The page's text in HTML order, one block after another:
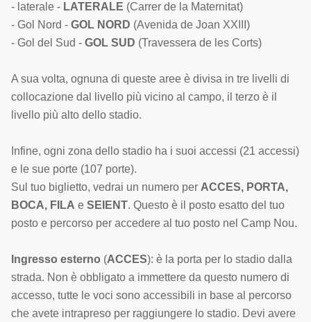
- laterale - LATERALE (Carrer de la Maternitat)
- Gol Nord - GOL NORD (Avenida de Joan XXIII)
- Gol del Sud - GOL SUD (Travessera de les Corts)
A sua volta, ognuna di queste aree è divisa in tre livelli di
collocazione dal livello più vicino al campo, il terzo è il
livello più alto dello stadio.
Infine, ogni zona dello stadio ha i suoi accessi (21 accessi)
e le sue porte (107 porte).
Sul tuo biglietto, vedrai un numero per ACCES, PORTA,
BOCA, FILA e SEIENT. Questo è il posto esatto del tuo
posto e percorso per accedere al tuo posto nel Camp Nou.
Ingresso esterno (ACCES): è la porta per lo stadio dalla
strada. Non è obbligato a immettere da questo numero di
accesso, tutte le voci sono accessibili in base al percorso
che avete intrapreso per raggiungere lo stadio. Devi avere